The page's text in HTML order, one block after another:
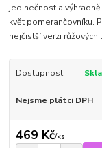
jedinečnost a
květ pomerančovníku.
nejčistší verzi růžových
Dostupnost
Nejsme plátci DPH
469 Kč/ks